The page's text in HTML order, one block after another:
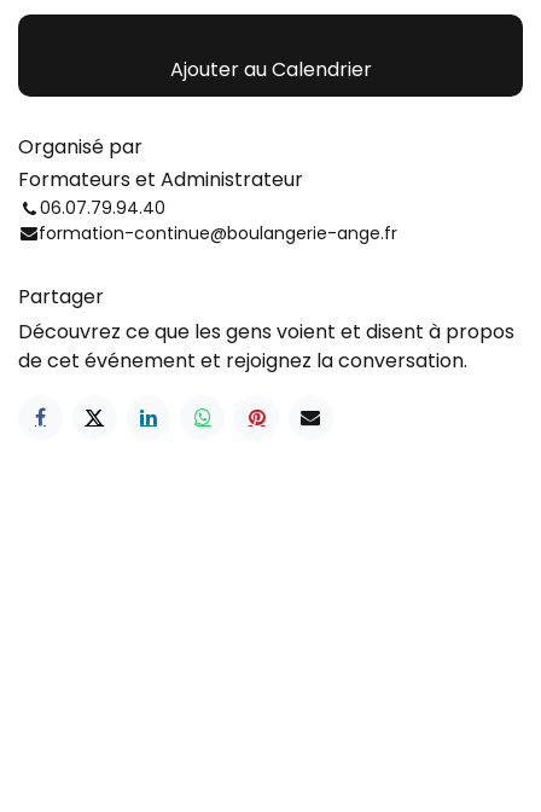
Ajouter au Calendrier
Organisé par
Formateurs et Administrateur
06.07.79.94.40
formation-continue@boulangerie-ange.fr
Partager
Découvrez ce que les gens voient et disent à propos
de cet événement et rejoignez la conversation.